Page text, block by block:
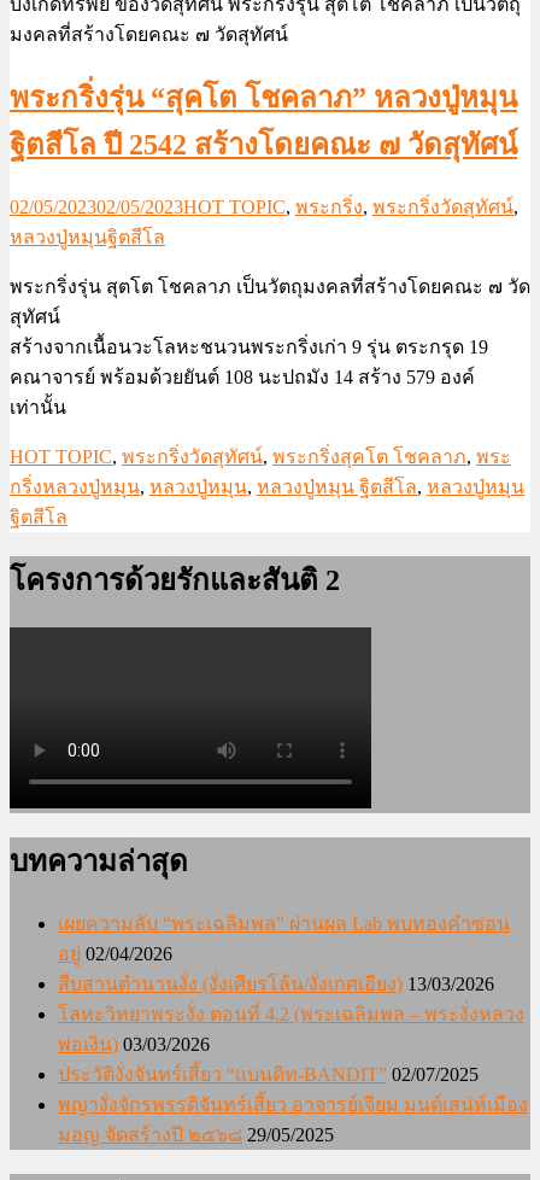
พระกริ่งรุ่น “สุคโต โชคลาภ” หลวงปู่หมุน
ฐิตสีโล ปี 2542 สร้างโดยคณะ ๗ วัดสุทัศน์
02/05/202302/05/2023HOT TOPIC, พระกริ่ง, พระกริ่งวัดสุทัศน์,
หลวงปู่หมุนฐิตสีโล
พระกริ่งรุ่น สุตโต โชคลาภ เป็นวัตถุมงคลที่สร้างโดยคณะ ๗ วัด
สุทัศน์
สร้างจากเนื้อนวะโลหะชนวนพระกริ่งเก่า 9 รุ่น ตระกรุด 19
คณาจารย์ พร้อมด้วยยันต์ 108 นะปถมัง 14 สร้าง 579 องค์
เท่านั้น
HOT TOPIC, พระกริ่งวัดสุทัศน์, พระกริ่งสุคโต โชคลาภ, พระ
กริ่งหลวงปู่หมุน, หลวงปู่หมุน, หลวงปู่หมุน ฐิตสีโล, หลวงปู่หมุน
ฐิตสีโล
โครงการด้วยรักและสันติ 2
บทความล่าสุด
เผยความลับ “พระเฉลิมพล” ผ่านผล Lab พบทองคำซ่อน
อยู่ 02/04/2026
สืบสานตำนานงั่ง (งั่งเศียรโล้น/งั่งเกศเอียง) 13/03/2026
โลหะวิทยาพระงั่ง ตอนที่ 4.2 (พระเฉลิมพล – พระงั่งหลวง
พ่อเงิน) 03/03/2026
ประวัติงั่งจันทร์เสี้ยว “แบนดิท-BANDIT” 02/07/2025
พญางั่งจักรพรรดิจันทร์เสี้ยว อาจารย์เจียม มนต์เสน่ห์เมือง
มอญ จัดสร้างปี ๒๕๖๘ 29/05/2025